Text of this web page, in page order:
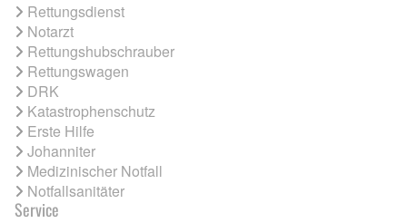
Rettungsdienst
Notarzt
Rettungshubschrauber
Rettungswagen
DRK
Katastrophenschutz
Erste Hilfe
Johanniter
Medizinischer Notfall
Notfallsanitäter
Service